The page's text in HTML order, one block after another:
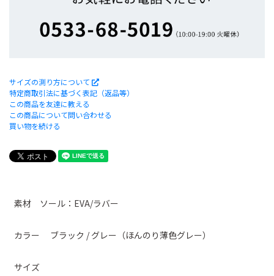
サイズの測り方について
特定商取引法に基づく表記（返品等）
この商品を友達に教える
この商品について問い合わせる
買い物を続ける
素材 ソール：EVA/ラバー
カラー ブラック / グレー（ほんのり薄色グレー）
サイズ